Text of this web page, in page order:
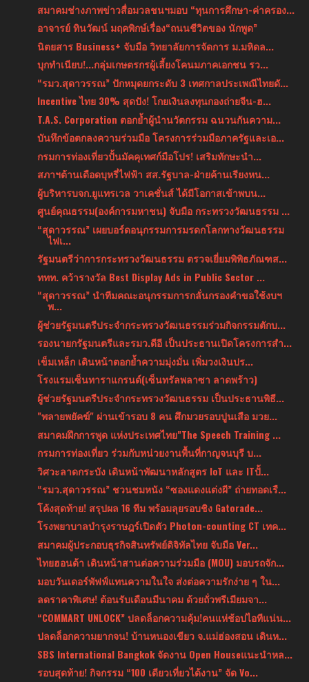
สมาคมช่างภาพข่าวสื่อมวลชนฯมอบ “ทุนการศึกษา-ค่าครอง...
อาจารย์ ทินวัฒน์ มฤคพิกษ์เรื่อง“ถนนชีวิตของ นักพูด”
นิตยสาร Business+ จับมือ วิทยาลัยการจัดการ ม.มหิดล...
บุกทำเนียบ!...กลุ่มเกษตรกรผู้เลี้ยงโคนมภาคเอกชน รว...
“รมว.สุดาวรรณ” ปักหมุดยกระดับ 3 เทศกาลประเพณีไทยดั...
Incentive ไทย 30% สุดปัง! โกยเงินลงทุนกองถ่ายจีน-ฮ...
T.A.S. Corporation ตอกย้ำผู้นำนวัตกรรม ฉนวนกันความ...
บันทึกข้อตกลงความร่วมมือ โครงการร่วมมือภาครัฐและเอ...
กรมการท่องเที่ยวปั้นมัคคุเทศก์มือโปร! เสริมทักษะนำ...
สภาฯต้านเดือดบุหรี่ไฟฟ้า สส.รัฐบาล-ฝ่ายค้านเรียงหน...
ผู้บริหารบจก.ยูแทรเวล วาเคชั่นส์ ได้มีโอกาสเข้าพบน...
ศูนย์คุณธรรม(องค์การมหาชน) จับมือ กระทรวงวัฒนธรรม ...
“สุดาวรรณ” เผยบอร์ดอนุกรรมการมรดกโลกทางวัฒนธรรม
ไฟเ...
รัฐมนตรีว่าการกระทรวงวัฒนธรรม ตรวจเยี่ยมพิพิธภัณฑส...
ททท. คว้ารางวัล Best Display Ads in Public Sector ...
“สุดาวรรณ” นำทีมคณะอนุกรรมการกลั่นกรองคำขอใช้งบฯ
พ...
ผู้ช่วยรัฐมนตรีประจำกระทรวงวัฒนธรรมร่วมกิจกรรมตักบ...
รองนายกรัฐมนตรีและรมว.ดีอี เป็นประธานเปิดโครงการสำ...
เข็มเหล็ก เดินหน้าตอกย้ำความมุ่งมั่น เพิ่มวงเงินปร...
โรงแรมเซ็นทาราแกรนด์(เซ็นทรัลพลาซา ลาดพร้าว)
ผู้ช่วยรัฐมนตรีประจำกระทรวงวัฒนธรรม เป็นประธานพิธี...
"พลายพยัคฆ์" ผ่านเข้ารอบ 8 คน ศึกมวยรอบปูนเสือ มวย...
สมาคมฝึกการพูด แห่งประเทศไทย"The Speech Training ...
กรมการท่องเที่ยว ร่วมกับหน่วยงานพื้นที่กาญจนบุรี บ...
วิศวะลาดกระบัง เดินหน้าพัฒนาหลักสูตร IoT และ ITปั้...
“รมว.สุดาวรรณ” ชวนชมหนัง “ซองแดงแต่งผี” ถ่ายทอดเรื...
โค้งสุดท้าย! สรุปผล 16 ทีม พร้อมลุยรอบชิง Gatorade...
โรงพยาบาลบำรุงราษฎร์เปิดตัว Photon-counting CT เทค...
สมาคมผู้ประกอบธุรกิจสินทรัพย์ดิจิทัลไทย จับมือ Ver...
ไทยฮอนด้า เดินหน้าสานต่อความร่วมมือ (MOU) มอบรถจัก...
มอบวันเดอร์พัฟฟ์แทนความในใจ ส่งต่อความรักง่าย ๆ ใน...
ลดราคาพิเศษ! ต้อนรับเดือนมีนาคม ด้วยถั่วพรีเมียมจา...
“COMMART UNLOCK” ปลดล็อกความคุ้ม!คนแห่ช้อปไอทีแน่น...
ปลดล็อกความยากจน! บ้านหนองเขียว จ.แม่ฮ่องสอน เดินห...
SBS International Bangkok จัดงาน Open Houseแนะนำหล...
รอบสุดท้าย! กิจกรรม “100 เดียวเที่ยวได้งาน” จัด Vo...